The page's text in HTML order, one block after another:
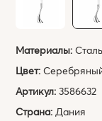
Материалы:Сталь
Цвет:
Артикул:3586632
Страна: Дания